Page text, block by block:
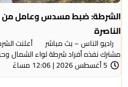
الشرطة: ضبط مسدس وعامل من
الناصرة
مشترك نفذه أفراد شرطة لواء الشمال
5 أغسطس 2026 | 12:06 مساءً